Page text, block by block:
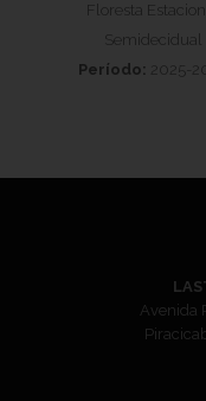
Floresta
Semidecidual
Período: 2025-
Avenida